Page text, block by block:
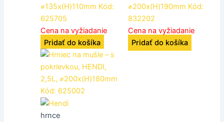
⌀135x(H)110mm Kód:
625705
Cena na vyžiadanie
Pridať do košíka
⌀200x(H)190mm Kód:
832202
Cena na vyžiadanie
Pridať do košíka
hrnce